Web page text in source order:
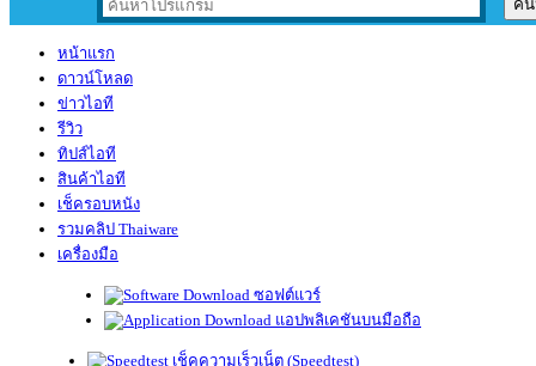
หน้าแรก
ดาวน์โหลด
ข่าวไอที
รีวิว
ทิปส์ไอที
สินค้าไอที
เช็ครอบหนัง
รวมคลิป Thaiware
เครื่องมือ
ซอฟต์แวร์
แอปพลิเคชันบนมือถือ
เช็คความเร็วเน็ต (Speedtest)